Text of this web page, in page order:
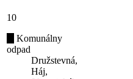
10
Komunálny
odpad
Družstevná,
Háj,